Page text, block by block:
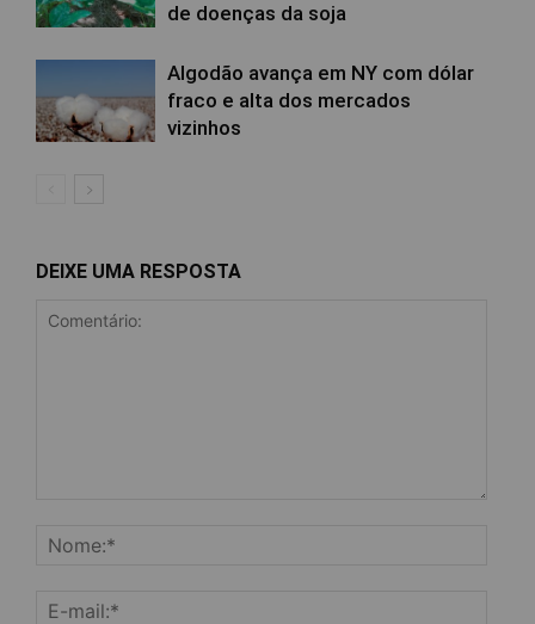
de doenças da soja
Algodão avança em NY com dólar
fraco e alta dos mercados
vizinhos
DEIXE UMA RESPOSTA